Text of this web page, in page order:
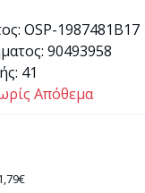
OSP-1987481B17
90493958
41
Απόθεμα